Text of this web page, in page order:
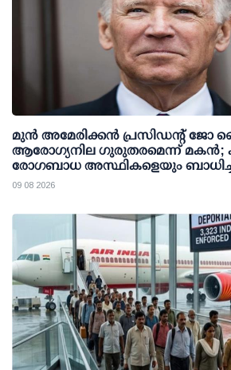
മുന്‍ അമേരിക്കന്‍ പ്രസിഡന്റ് ജോ
ആരോഗ്യനില ഗുരുതരമെന്ന് മകന്‍;
രോഗബാധ അസ്ഥികളെയും
09 08 2026